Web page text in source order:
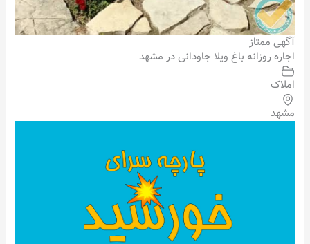
آگهی ممتاز
اجاره روزانه باغ ویلا جاودانی در مشهد
املاک
مشهد